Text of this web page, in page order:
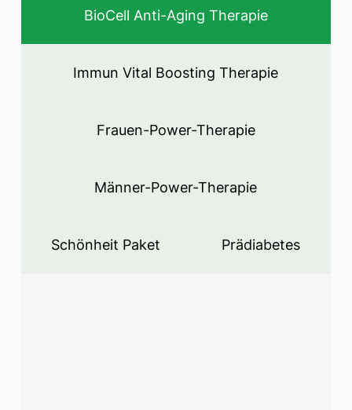
BioCell Anti-Aging Therapie
Immun Vital Boosting Therapie
Frauen-Power-Therapie
Männer-Power-Therapie
Schönheit Paket Prädiabetes